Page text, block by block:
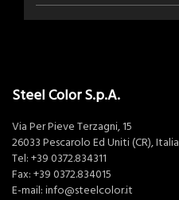
Steel Color S.p.A.
Via Per Pieve Terzagni, 15
26033 Pescarolo Ed Uniti (CR), Italia
Tel: +39 0372.834311
Fax: +39 0372.834015
E-mail: info@steelcolor.it